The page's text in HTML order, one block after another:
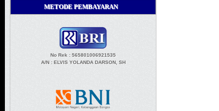
METODE PEMBAYARAN
No Rek : 565801006921535
A/N : ELVIS YOLANDA DARSON, SH